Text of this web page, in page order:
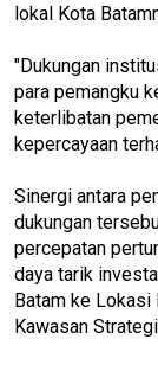
lokal Kota
"Dukungan
para pemangku
keterlibatan
kepercayaan
Sinergi antara
dukungan
percepatan
daya tarik
Batam ke
Kawasan